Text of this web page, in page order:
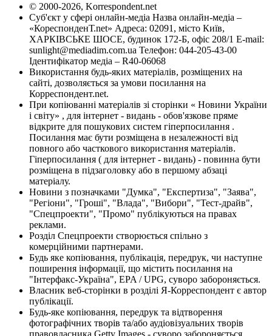
© 2000-2026, Korrespondent.net
Суб'єкт у сфері онлайн-медіа Назва онлайн-медіа –
«КореспонденТ.net» Адреса: 02091, місто Київ,
ХАРКІВСЬКЕ ШОСЕ, будинок 172-Б, офіс 208/1 E-mail:
sunlight@mediadim.com.ua Телефон: 044-205-43-00
Ідентифікатор медіа – R40-06068
Використання будь-яких матеріалів, розміщених на
сайті, дозволяється за умови посилання на
Корреспондент.net.
При копіюванні матеріалів зі сторінки « Новини України
і світу» , для інтернет - видань - обов'язкове пряме
відкрите для пошукових систем гіперпосилання .
Посилання має бути розміщена в незалежності від
повного або часткового використання матеріалів.
Гіперпосилання ( для інтернет - видань) - повинна бути
розміщена в підзаголовку або в першому абзаці
матеріалу.
Новини з позначками "Думка", "Експертиза", "Заява",
"Регіони", "Гроші", "Влада", "Вибори", "Тест-драйв",
"Спецпроекти", "Промо" публікуються на правах
реклами.
Розділ Спецпроекти створюється спільно з
комерційними партнерами.
Будь яке копіювання, публікація, передрук, чи наступне
поширення інформації, що містить посилання на
"Інтерфакс-Україна", EPA / UPG, суворо забороняється.
Власник веб-сторінки в розділі Я-Корреспондент є автор
публікації.
Будь-яке копіювання, передрук та відтворення
фотографічних творів та/або аудіовізуальних творів
правовласника Getty Images - суворо забороняється.